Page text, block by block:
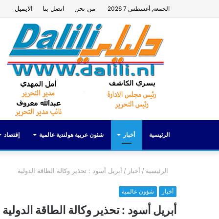
الجمعة, أغسطس 7 2026 من نحن اتصل بنا الايميل
الرئيسية أخبار شئون عربية هولندية عالمية إقتصاد
الرئيسية / أخبار / أبريل أسود : تحذير وكالة الطاقة الدولية
أخبار شؤون عالمية
أبريل أسود : تحذير وكالة الطاقة الدولية